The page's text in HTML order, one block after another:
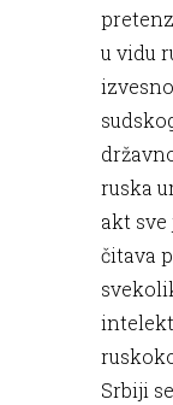
u vidu
ruska
akt
čitava
Srbiji